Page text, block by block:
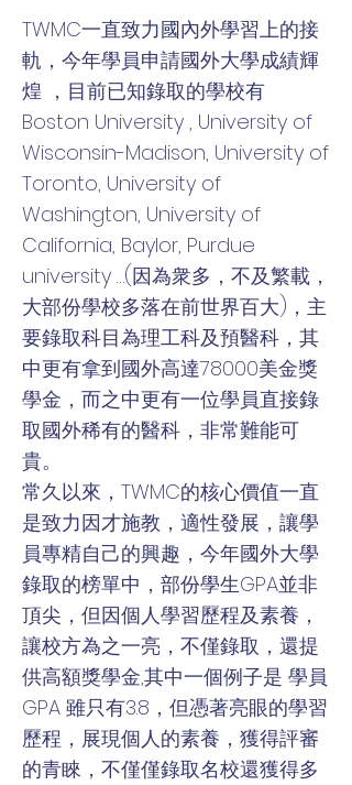
TWMC一直致力國內外學習上的接
軌，今年學員申請國外大學成績輝
煌 ，目前已知錄取的學校有
Boston University , University of
Wisconsin-Madison, University of
Toronto, University of
Washington, University of
California, Baylor, Purdue
university …(因為衆多，不及繁載，
大部份學校多落在前世界百大)，主
要錄取科目為理工科及預醫科，其
中更有拿到國外高達78000美金獎
學金，而之中更有一位學員直接錄
取國外稀有的醫科，非常難能可
貴。
常久以來，TWMC的核心價值一直
是致力因才施教，適性發展，讓學
員專精自己的興趣，今年國外大學
錄取的榜單中，部份學生GPA並非
頂尖，但因個人學習歷程及素養，
讓校方為之一亮，不僅錄取，還提
供高額獎學金,其中一個例子是 學員
GPA 雖只有3.8，但憑著亮眼的學習
歷程，展現個人的素養，獲得評審
的青睞，不僅僅錄取名校還獲得多